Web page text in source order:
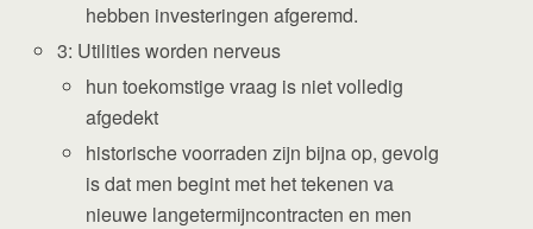
hebben investeringen afgeremd.
3: Utilities worden nerveus
hun toekomstige vraag is niet volledig
afgedekt
historische voorraden zijn bijna op, gevolg
is dat men begint met het tekenen va
nieuwe langetermijncontracten en men